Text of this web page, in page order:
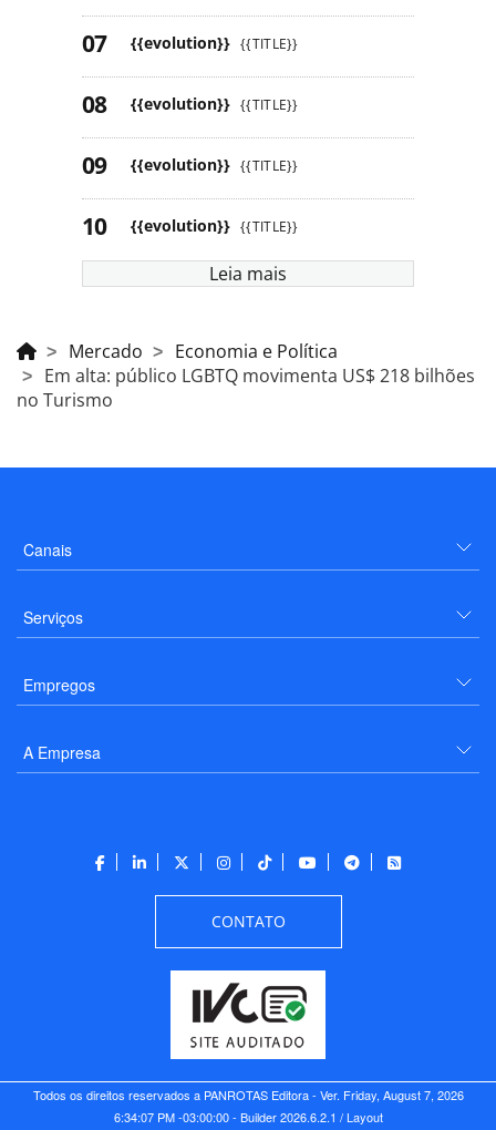
{{evolution}} {{TITLE}}
{{evolution}} {{TITLE}}
{{evolution}} {{TITLE}}
{{evolution}} {{TITLE}}
Leia mais
Mercado
Economia e Política
Em alta: público LGBTQ movimenta US$ 218 bilhões
no Turismo
Canais
Serviços
Empregos
A Empresa
CONTATO
Todos os direitos reservados a PANROTAS Editora - Ver. Friday, August 7, 2026
6:34:07 PM -03:00:00 - Builder 2026.6.2.1 / Layout